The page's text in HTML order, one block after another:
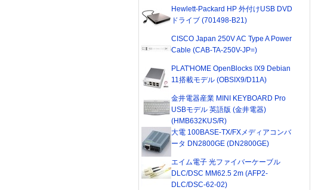
Hewlett-Packard HP 外付けUSB DVD
ドライブ (701498-B21)
CISCO Japan 250V AC Type A Power
Cable (CAB-TA-250V-JP=)
PLAT'HOME OpenBlocks IX9 Debian
11搭載モデル (OBSIX9/D11A)
金井電器産業 MINI KEYBOARD Pro
USBモデル 英語版 (金井電器)
(HMB632KUS/R)
大電 100BASE-TX/FXメディアコンバ
ータ DN2800GE (DN2800GE)
エイム電子 光ファイバーケーブル
DLC/DSC MM62.5 2m (AFP2-
DLC/DSC-62-02)